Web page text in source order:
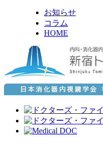
お知らせ
コラム
HOME